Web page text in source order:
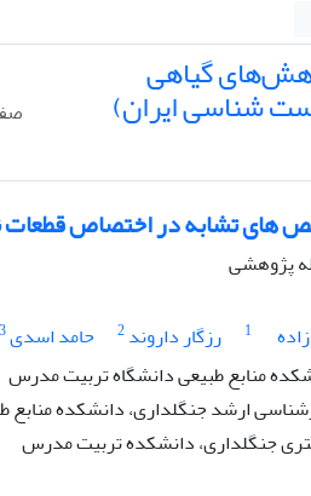
گیاهی
شناسی ایران)
های تشابه در اختصاص
پژوهشی
1 رزگار داروند2 حامد اسدی3
منابع طبیعی دانشگاه تربیت مدرس
ارشد جنگلداری، دانشکده
جنگلداری، دانشکده تربیت مدرس